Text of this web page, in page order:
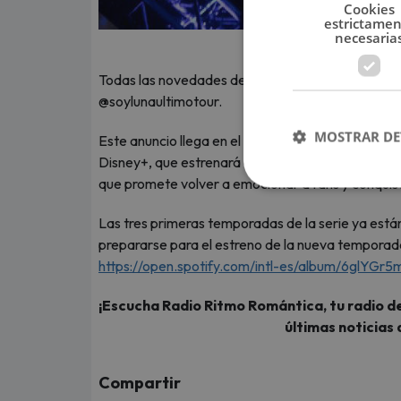
Todas las novedades de la gira se podrán
@soylunaultimotour.
Este anuncio llega en el marco del estreno deSoy
Disney+, que estrenará el próximo 24 de julio
que promete volver a emocionar a fans y
Las tres primeras temporadas de la serie ya
prepararse para el estreno de la nueva
https://open.spotify.com/intl-es/album/
¡Escucha Radio Ritmo Romántica, tu radio
últimas noticias
Compartir
Cookies
MOSTRAR